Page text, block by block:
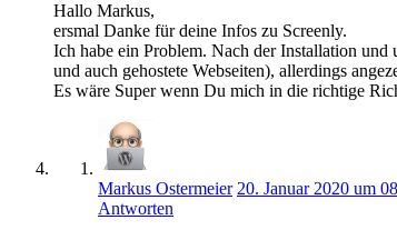
Hallo Markus,
ersmal Danke für deine Infos zu Screenly.
Ich habe ein Problem. Nach der Installation und
und auch gehostete Webseiten), allerdings
Es wäre Super wenn Du mich in die richtige
Markus Ostermeier 20. Januar 2020 um
Antworten